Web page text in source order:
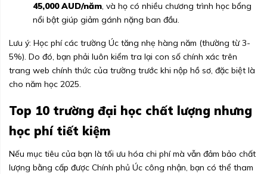
45,000 AUD/năm, và họ có nhiều chương trình học bổng
nổi bật giúp giảm gánh nặng ban đầu.
Lưu ý: Học phí các trường Úc tăng nhẹ hàng năm (thường từ 3-
5%). Do đó, bạn phải luôn kiểm tra lại con số chính xác trên
trang web chính thức của trường trước khi nộp hồ sơ, đặc biệt là
cho năm học 2025.
Top 10 trường đại học chất lượng nhưng
học phí tiết kiệm
Nếu mục tiêu của bạn là tối ưu hóa chi phí mà vẫn đảm bảo chất
lượng bằng cấp được Chính phủ Úc công nhận, bạn có thể tham